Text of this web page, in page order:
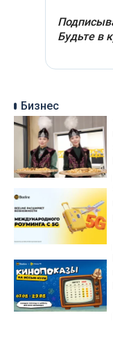
Бизнес